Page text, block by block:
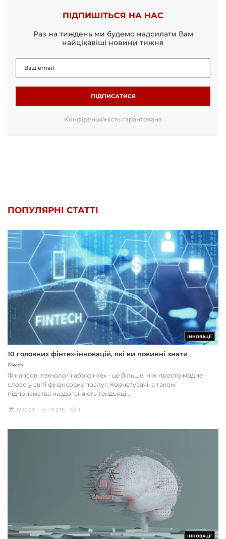
ПІДПИШІТЬСЯ НА НАС
Раз на тиждень ми будемо надсилати Вам
найцікавіші новини тижня
ПІДПИСАТИСЯ
Конфіденційність гарантована
ПОПУЛЯРНІ СТАТТІ
ІННОВАЦІЇ
10 головних фінтех-інновацій, які ви повинні знати
Fintech
Фінансові технології або фінтех - це більше, ніж просто модне
слово у світі фінансових послуг. Користувачі, а також
підприємства наздоганяють тенденці...
12.10.23 13 276 1
ІННОВАЦІЇ